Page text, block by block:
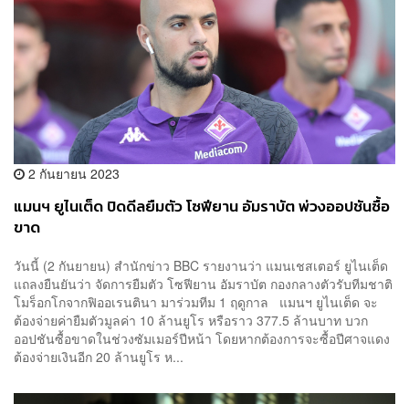
2 กันยายน 2023
แมนฯ ยูไนเต็ด ปิดดีลยืมตัว โซฟียาน อัมราบัต พ่วงออปชันซื้อ
ขาด
วันนี้ (2 กันยายน) สำนักข่าว BBC รายงานว่า แมนเชสเตอร์ ยูไนเต็ด
แถลงยืนยันว่า จัดการยืมตัว โซฟียาน อัมราบัต กองกลางตัวรับทีมชาติ
โมร็อกโกจากฟิออเรนตินา มาร่วมทีม 1 ฤดูกาล แมนฯ ยูไนเต็ด จะ
ต้องจ่ายค่ายืมตัวมูลค่า 10 ล้านยูโร หรือราว 377.5 ล้านบาท บวก
ออปชันซื้อขาดในช่วงซัมเมอร์ปีหน้า โดยหากต้องการจะซื้อปีศาจแดง
ต้องจ่ายเงินอีก 20 ล้านยูโร ห...